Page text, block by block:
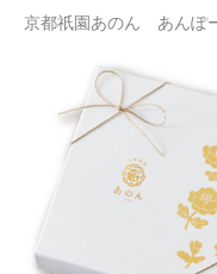
京都祇園あのん あんぽ